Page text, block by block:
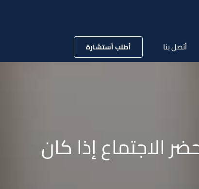
أتصل بنا أطلب أستشارة
الاجتماع إذا كان